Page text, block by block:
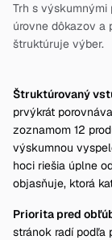
Trh s výskumnými
úrovne dôkazov a
štruktúruje výber.
Štruktúrovaný
prvýkrát
zoznamom 12
výskumnou
hoci riešia úplne
objasňuje, ktorá
Priorita pred
stránok radí podľa